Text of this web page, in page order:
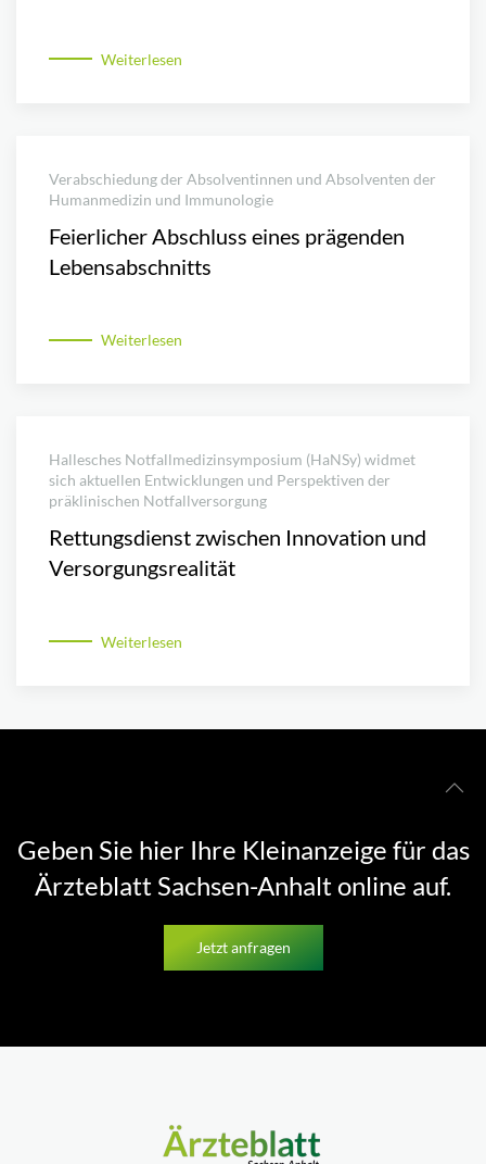
Weiterlesen
Verabschiedung der Absolventinnen und Absolventen der
Humanmedizin und Immunologie
Feierlicher Abschluss eines prägenden
Lebensabschnitts
Weiterlesen
Hallesches Notfallmedizinsymposium (HaNSy) widmet
sich aktuellen Entwicklungen und Perspektiven der
präklinischen Notfallversorgung
Rettungsdienst zwischen Innovation und
Versorgungsrealität
Weiterlesen
Geben Sie hier Ihre Kleinanzeige für das
Ärzteblatt Sachsen-Anhalt online auf.
Jetzt anfragen